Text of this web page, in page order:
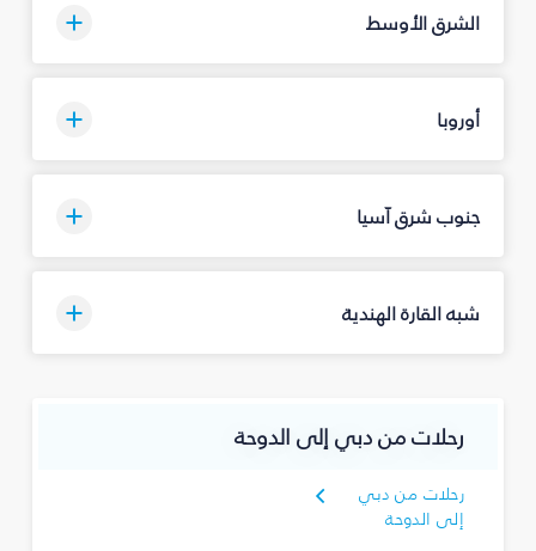
الشرق الأوسط
أوروبا
جنوب شرق آسيا
شبه القارة الهندية
رحلات من دبي إلى الدوحة
رحلات من دبي
إلى الدوحة